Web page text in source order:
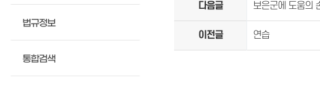
법규정보
통합검색
다음글 보은군에 도움의
이전글 연습